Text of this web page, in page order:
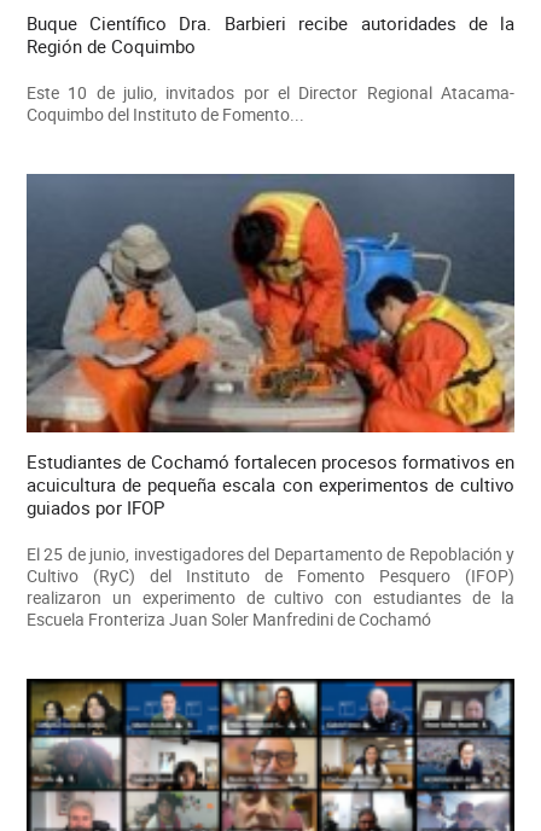
Buque Científico Dra. Barbieri recibe autoridades de la
Región de Coquimbo
Este 10 de julio, invitados por el Director Regional Atacama-
Coquimbo del Instituto de Fomento...
Estudiantes de Cochamó fortalecen procesos formativos en
acuicultura de pequeña escala con experimentos de cultivo
guiados por IFOP
El 25 de junio, investigadores del Departamento de Repoblación y
Cultivo (RyC) del Instituto de Fomento Pesquero (IFOP)
realizaron un experimento de cultivo con estudiantes de la
Escuela Fronteriza Juan Soler Manfredini de Cochamó